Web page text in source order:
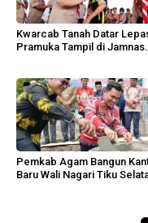
Kwarcab Tanah Datar
Pramuka Tampil di Jamnas
Pemkab Agam Bangun
Baru Wali Nagari Tiku